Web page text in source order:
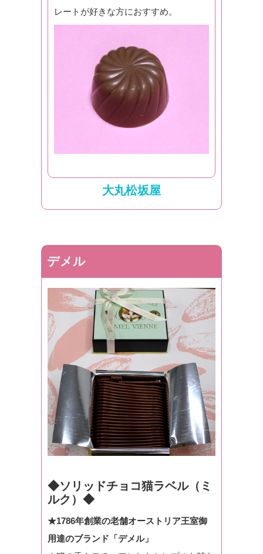
レートが好きな方におすすめ。
大丸松坂屋
デメル
◆ソリッドチョコ猫ラベル（ミ
ルク）◆
★1786年創業の老舗オーストリア王室御
用達のブランド「デメル」